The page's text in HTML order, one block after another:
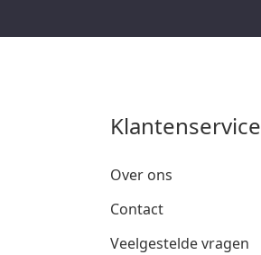
Klantenservice
Over ons
Contact
Veelgestelde vragen